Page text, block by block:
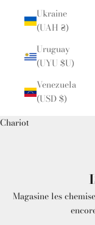
Ukraine
(UAH ₴)
Uruguay
(UYU $U)
Venezuela
(USD $)
Chariot
Magasine les